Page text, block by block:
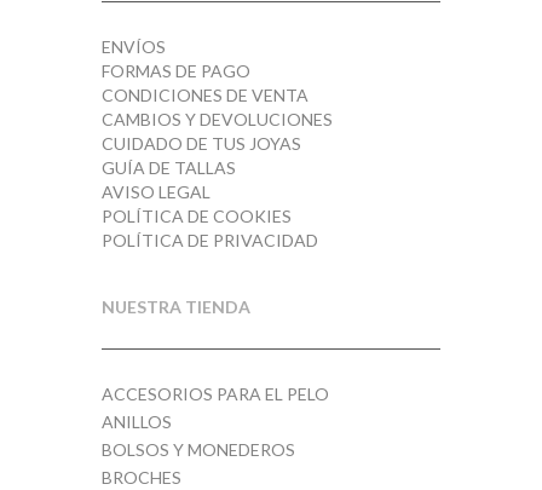
ENVÍOS
FORMAS DE PAGO
CONDICIONES DE VENTA
CAMBIOS Y DEVOLUCIONES
CUIDADO DE TUS JOYAS
GUÍA DE TALLAS
AVISO LEGAL
POLÍTICA DE COOKIES
POLÍTICA DE PRIVACIDAD
NUESTRA TIENDA
ACCESORIOS PARA EL PELO
ANILLOS
BOLSOS Y MONEDEROS
BROCHES